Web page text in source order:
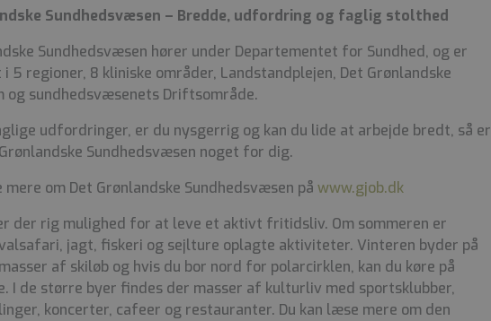
Sundhedsvæsen – Bredde, udfordring og faglig stolthed
Sundhedsvæsen hører under Departementet for Sundhed, og er
5 regioner, 8 kliniske områder, Landstandplejen, Det Grønlandske
og sundhedsvæsenets Driftsområde.
udfordringer, er du nysgerrig og kan du lide at arbejde bredt, så er
Sundhedsvæsen noget for dig.
mere om Det Grønlandske Sundhedsvæsen på www.gjob.dk
der rig mulighed for at leve et aktivt fritidsliv. Om sommeren er
jagt, fiskeri og sejlture oplagte aktiviteter. Vinteren byder på
af skiløb og hvis du bor nord for polarcirklen, kan du køre på
I de større byer findes der masser af kulturliv med sportsklubber,
koncerter, cafeer og restauranter. Du kan læse mere om den